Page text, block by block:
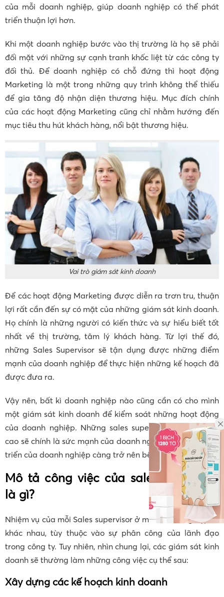
của mỗi doanh nghiệp, giúp doanh nghiệp có thể phát
triển thuận lợi hơn.
Khi một doanh nghiệp bước vào thị trường là họ sẽ phải
đối mặt với những sự cạnh tranh khốc liệt từ các công ty
đối thủ. Để doanh nghiệp có chỗ đứng thì hoạt động
Marketing là một trong những quy trình không thể thiếu
để gia tăng độ nhận diện thương hiệu. Mục đích chính
của các hoạt động Marketing cũng chỉ nhằm hướng đến
mục tiêu thu hút khách hàng, nổi bật thương hiệu.
Vai trò giám sát kinh doanh
Để các hoạt động Marketing được diễn ra trơn tru, thuận
lợi rất cần đến sự có mặt của những giám sát kinh doanh.
Họ chính là những người có kiến thức và sự hiểu biết tốt
nhất về thị trường, tâm lý khách hàng. Từ lợi thế đó,
những Sales Supervisor sẽ tận dụng được những điểm
mạnh của doanh nghiệp để thực hiện những kế hoạch đã
được đưa ra.
Vậy nên, bất kì doanh nghiệp nào cũng cần có cho mình
một giám sát kinh doanh để kiểm soát những hoạt động
của doanh nghiệp. Những sales supervisor có năng lực
cao sẽ chính là sức mạnh của doanh nghiệp, giúp sự phát
triển của doanh nghiệp càng trở nên bền vững hơn.
Mô tả công việc của sales Supervisor
là gì?
Nhiệm vụ của mỗi Sales supervisor ở mỗi doanh nghiệp sẽ
khác nhau, tùy thuộc vào sự phân công của lãnh đạo
trong công ty. Tuy nhiên, nhìn chung lại, các giám sát kinh
doanh sẽ thường làm những công việc cụ thể sau:
Xây dựng các kế hoạch kinh doanh